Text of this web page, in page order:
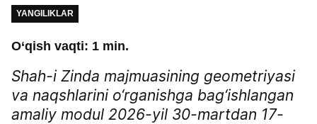
YANGILIKLAR
O‘qish vaqti: 1 min.
Shah-i Zinda majmuasining geometriyasi
va naqshlarini o‘rganishga bag‘ishlangan
amaliy modul 2026-yil 30-martdan 17-